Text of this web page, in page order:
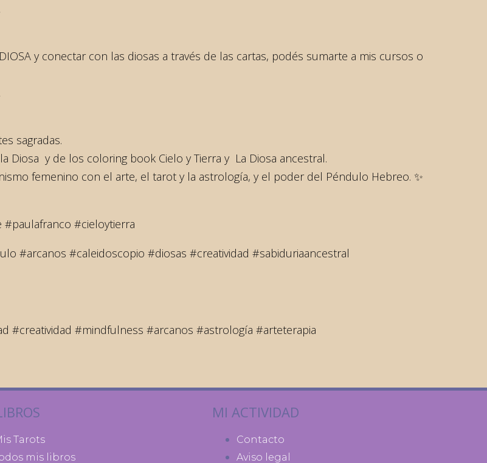
y conectar con las diosas a través de las cartas, podés sumarte a mis cursos o
sagradas.
Diosa y de los coloring book Cielo y Tierra y La Diosa ancestral.
femenino con el arte, el tarot y la astrología, y el poder del Péndulo Hebreo. ✨
#paulafranco #cieloytierra
#arcanos #caleidoscopio #diosas #creatividad #sabiduriaancestral
#creatividad #mindfulness #arcanos #astrología #arteterapia
Tarots
mis libros
MI ACTIVIDAD
Contacto
Aviso legal